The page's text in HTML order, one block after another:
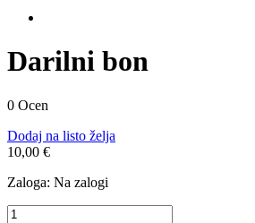
Darilni bon
0 Ocen
Dodaj na listo želja
10,00 €
Zaloga: Na zalogi